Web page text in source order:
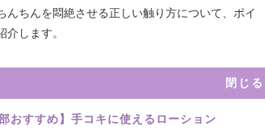
んちんを悶絶させる正しい触り方について、ポイ
介します。
閉じる
部おすすめ】手コキに使えるローション